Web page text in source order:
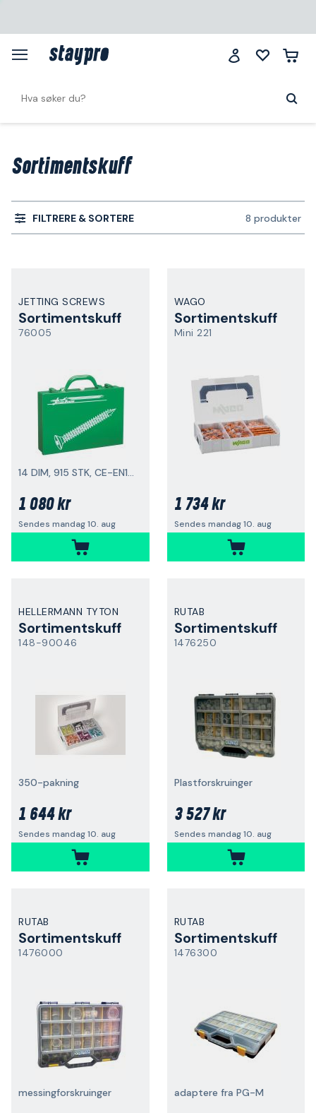
Sortimentskuff
FILTRERE & SORTERE 8 produkter
JETTING SCREWS
Sortimentskuff
76005
14 DIM, 915 STK, CE-EN14592, UTV-C4
1 080 kr
Sendes mandag 10. aug
WAGO
Sortimentskuff
Mini 221
1 734 kr
Sendes mandag 10. aug
HELLERMANN TYTON
Sortimentskuff
148-90046
350-pakning
1 644 kr
Sendes mandag 10. aug
RUTAB
Sortimentskuff
1476250
Plastforskruinger
3 527 kr
Sendes mandag 10. aug
RUTAB
Sortimentskuff
1476000
messingforskruinger
RUTAB
Sortimentskuff
1476300
adaptere fra PG-M